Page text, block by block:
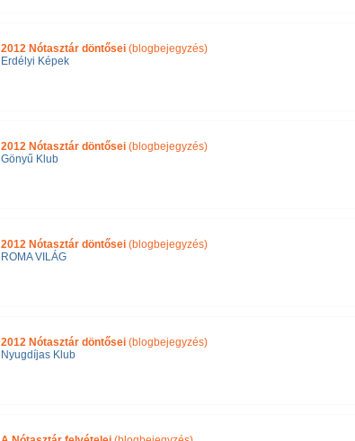
2012 Nótasztár döntősei(blogbejegyzés)
Erdélyi Képek
2012 Nótasztár döntősei(blogbejegyzés)
Gönyű Klub
2012 Nótasztár döntősei(blogbejegyzés)
ROMA VILÁG
2012 Nótasztár döntősei(blogbejegyzés)
Nyugdíjas Klub